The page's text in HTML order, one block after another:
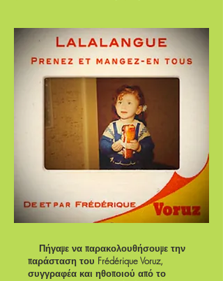
Πήγαμε να παρακολουθήσουμε την
παράσταση του Frédérique Voruz,
συγγραφέα και ηθοποιού από το